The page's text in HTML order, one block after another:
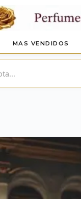
MAS VENDIDOS